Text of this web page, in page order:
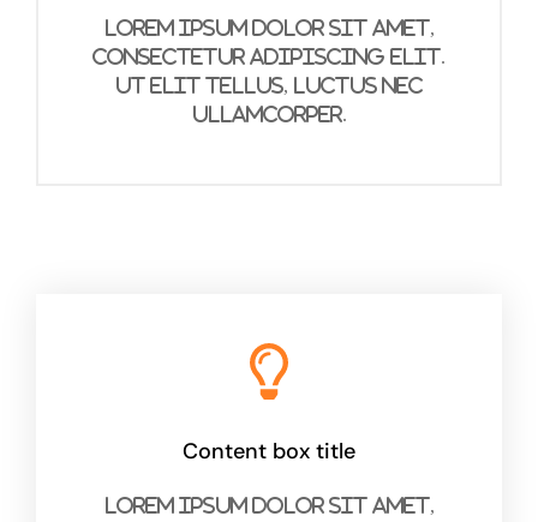
Lorem ipsum dolor sit amet,
consectetur adipiscing elit.
Ut elit tellus, luctus nec
ullamcorper.
Content box title
Lorem ipsum dolor sit amet,